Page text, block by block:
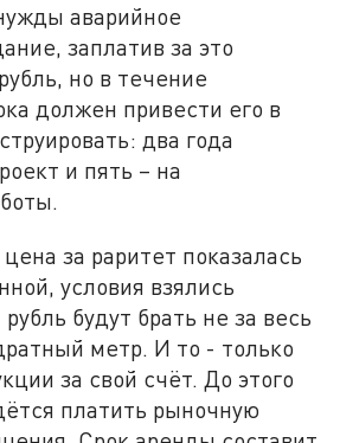
аварийное
заплатив за это
но в течение
должен привести его в
два года
и пять – на
за раритет показалась
условия взялись
будут брать не за весь
метр. И то - только
за свой счёт. До этого
платить рыночную